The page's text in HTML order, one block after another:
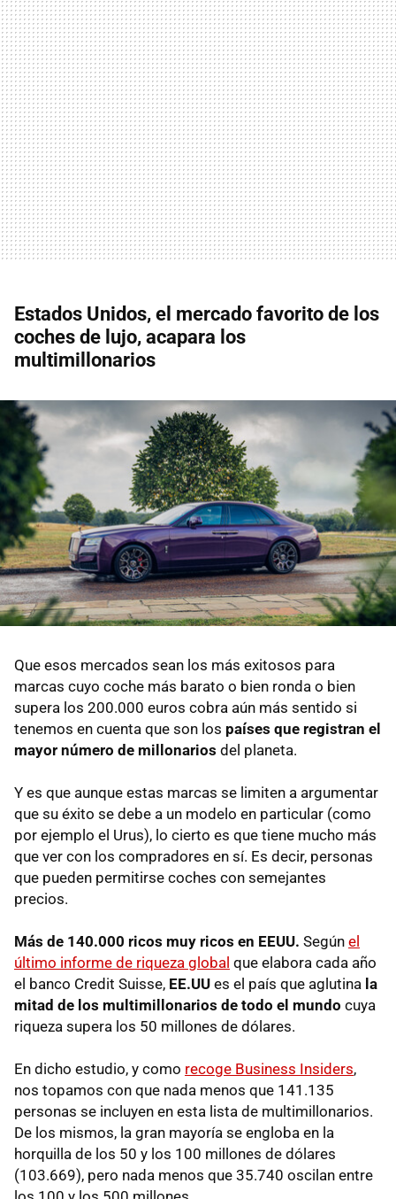
Estados Unidos, el mercado favorito de los
coches de lujo, acapara los
multimillonarios
Que esos mercados sean los más exitosos para
marcas cuyo coche más barato o bien ronda o bien
supera los 200.000 euros cobra aún más sentido si
tenemos en cuenta que son los países que registran el
mayor número de millonarios del planeta.
Y es que aunque estas marcas se limiten a argumentar
que su éxito se debe a un modelo en particular (como
por ejemplo el Urus), lo cierto es que tiene mucho más
que ver con los compradores en sí. Es decir, personas
que pueden permitirse coches con semejantes
precios.
Más de 140.000 ricos muy ricos en EEUU. Según el
último informe de riqueza global que elabora cada año
el banco Credit Suisse, EE.UU es el país que aglutina la
mitad de los multimillonarios de todo el mundo cuya
riqueza supera los 50 millones de dólares.
En dicho estudio, y como recoge Business Insiders,
nos topamos con que nada menos que 141.135
personas se incluyen en esta lista de multimillonarios.
De los mismos, la gran mayoría se engloba en la
horquilla de los 50 y los 100 millones de dólares
(103.669), pero nada menos que 35.740 oscilan entre